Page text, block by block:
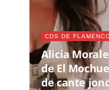
CDS DE
Alicia
de El
de cante